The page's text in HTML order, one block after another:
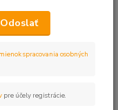
Odoslať
spracovania osobných
pre účely registrácie.